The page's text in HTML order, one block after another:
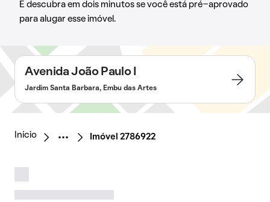
E descubra em dois minutos se você está pré-aprovado
para alugar esse imóvel.
Avenida João Paulo I
Jardim Santa Barbara, Embu das Artes
Início Imóvel 2786922